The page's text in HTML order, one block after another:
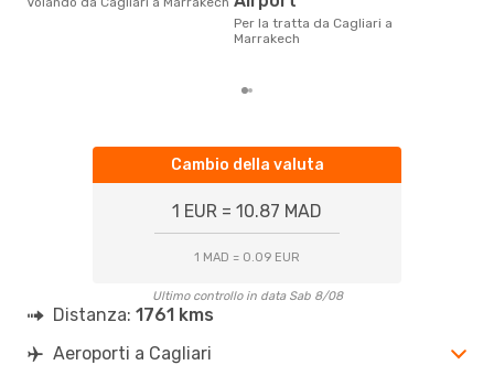
Per la tratta da Cagliari a
Marrakech
Cambio della valuta
1 EUR = 10.87 MAD
1 MAD = 0.09 EUR
Ultimo controllo in data Sab 8/08
Distanza: 1761 kms
Aeroporti a Cagliari